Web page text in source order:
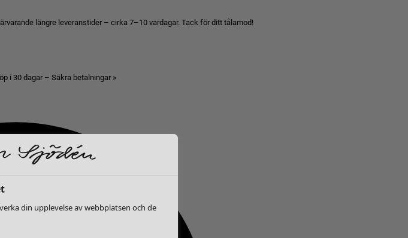
längre leveranstider – cirka 7–10 vardagar. Tack för ditt tålamod!
i 30 dagar – Säkra betalningar »
din upplevelse av webbplatsen och de